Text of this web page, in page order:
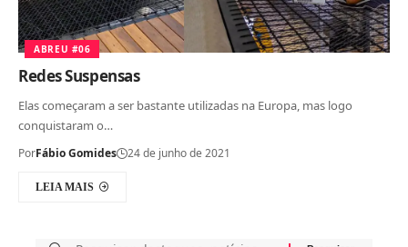
ABREU #06
Redes Suspensas
Elas começaram a ser bastante utilizadas na Europa, mas logo
conquistaram o…
PorFábio Gomides 24 de junho de 2021
LEIA MAIS